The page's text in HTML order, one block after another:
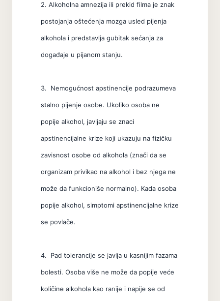
2. Alkoholna amnezija ili prekid filma je znak
postojanja oštećenja mozga usled pijenja
alkohola i predstavlja gubitak sećanja za
događaje u pijanom stanju.
3. Nemogućnost apstinencije podrazumeva
stalno pijenje osobe. Ukoliko osoba ne
popije alkohol, javljaju se znaci
apstinencijalne krize koji ukazuju na fizičku
zavisnost osobe od alkohola (znači da se
organizam privikao na alkohol i bez njega ne
može da funkcioniše normalno). Kada osoba
popije alkohol, simptomi apstinencijalne krize
se povlače.
4. Pad tolerancije se javlja u kasnijim fazama
bolesti. Osoba više ne može da popije veće
količine alkohola kao ranije i napije se od